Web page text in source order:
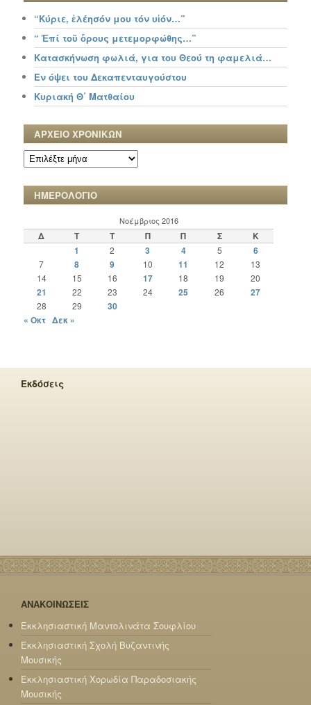
“Κύριε, ἐλέησόν μου τόν υἱόν…”
“ Ἐπί τοῦ ὄρους μετεμορφώθης…”
Κατασκήνωση φωλιά, για του Θεού τη φαμελιά…
Εν όψει του Δεκαπενταυγούστου
Κυριακή Θ΄ Ματθαίου
ΑΡΧΕΙΟ ΧΡΟΝΙΚΩΝ
ΑΡΧΕΙΟ
ΧΡΟΝΙΚΩΝ
ΗΜΕΡΟΛΟΓΙΟ
Νοέμβριος 2016
Δ Τ Τ Π Π Σ
Κ
1
2 3 4 5 6
7 8 9 10 11 12
13
14
15 16 17 18 19 20
21 22 23 24 25 26 27
28 29
30
« Οκτ Δεκ »
Εκδόσεις
ΑΝΑΚΟΙΝΩΣΕΙΣ
Εκκλησιαστική Μαντολινάτα Σουφλίου
Εκκλησιαστική Σχολή Βυζαντινής
Μουσικής
Εκκλησιαστική Χορωδία Παραδοσιακής
Μουσικής